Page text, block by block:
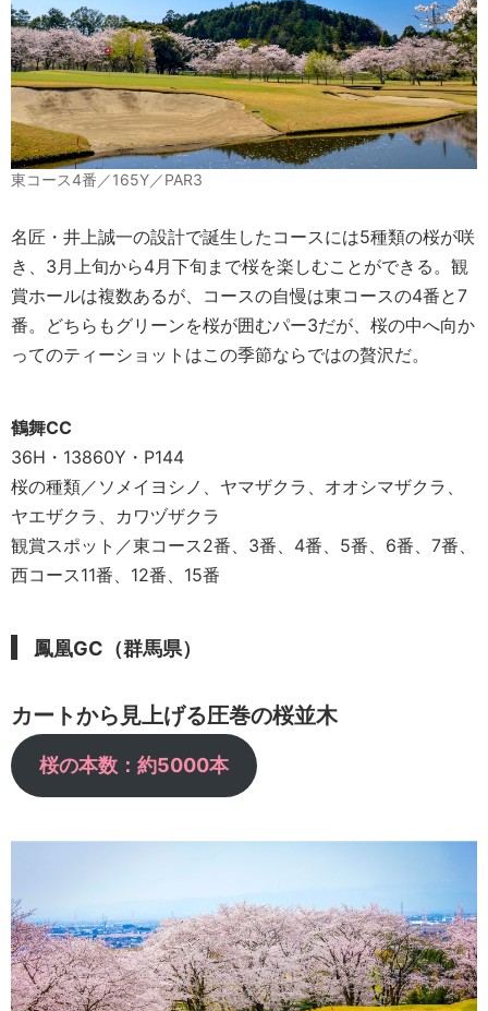
東コース4番／165Y／PAR3
名匠・井上誠一の設計で誕生したコースには5種類の桜が咲
き、3月上旬から4月下旬まで桜を楽しむことができる。観
賞ホールは複数あるが、コースの自慢は東コースの4番と7
番。どちらもグリーンを桜が囲むパー3だが、桜の中へ向か
ってのティーショットはこの季節ならではの贅沢だ。
鶴舞CC
36H・13860Y・P144
桜の種類／ソメイヨシノ、ヤマザクラ、オオシマザクラ、
ヤエザクラ、カワヅザクラ
観賞スポット／東コース2番、3番、4番、5番、6番、7番、
西コース11番、12番、15番
鳳凰GC（群馬県）
カートから見上げる圧巻の桜並木
桜の本数：約5000本